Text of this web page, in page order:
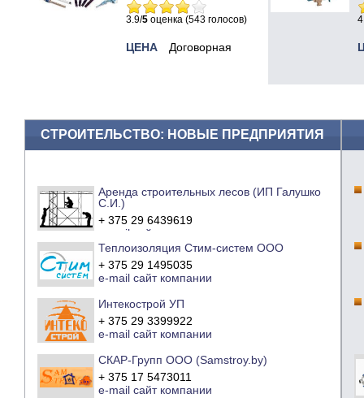
3.9/5 оценка (543 голосов)
ЦЕНА Договорная
СТРОИТЕЛЬСТВО: НОВЫЕ ПРЕДПРИЯТИЯ
Аренда строительных лесов (ИП Галушко
С.И.)
+ 375 29 6439619
e-mail
сайт компании
Теплоизоляция Стим-систем ООО
+ 375 29 1495035
e-mail сайт компании
Интекострой УП
+ 375 29 3399922
e-mail сайт компании
СКАР-Групп ООО (Samstroy.by)
+ 375 17 5473011
e-mail сайт компании